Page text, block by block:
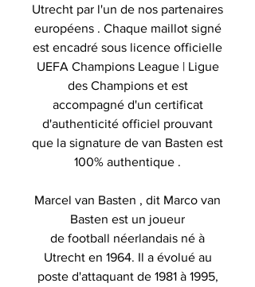
Utrecht par l'un de nos partenaires
européens . Chaque maillot signé
est encadré sous licence officielle
UEFA Champions League | Ligue
des Champions et est
accompagné d'un certificat
d'authenticité officiel prouvant
que la signature de van Basten est
100% authentique .
Marcel van Basten , dit Marco van
Basten est un joueur
de football néerlandais né à
Utrecht en 1964. Il a évolué au
poste d'attaquant de 1981 à 1995,